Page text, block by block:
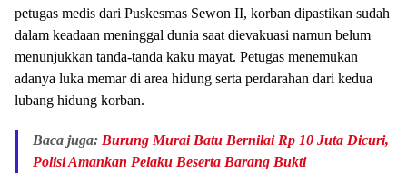
petugas medis dari Puskesmas Sewon II, korban dipastikan sudah
dalam keadaan meninggal dunia saat dievakuasi namun belum
menunjukkan tanda-tanda kaku mayat. Petugas menemukan
adanya luka memar di area hidung serta perdarahan dari kedua
lubang hidung korban.
Baca juga: Burung Murai Batu Bernilai Rp 10 Juta Dicuri,
Polisi Amankan Pelaku Beserta Barang Bukti